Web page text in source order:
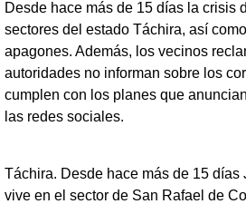
Desde hace más de 15 días la crisis
sectores del estado Táchira, así
apagones. Además, los vecinos
autoridades no informan sobre los
cumplen con los planes que
las redes sociales.
Táchira. Desde hace más de 15 días
vive en el sector de San Rafael de